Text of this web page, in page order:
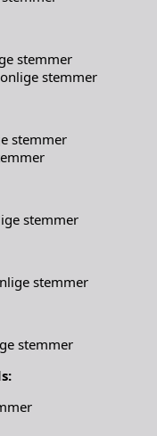
stemmer
stemmer
stemmer
stemmer
stemmer
stemmer